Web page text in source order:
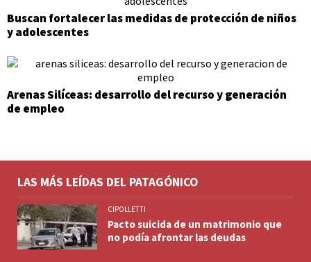
Buscan fortalecer las medidas de protección de niños
y adolescentes
Arenas Silíceas: desarrollo del recurso y generación
de empleo
LAS MÁS LEÍDAS DEL PATAGÓNICO
CIPOLLETTI
Pacto suicida de un matrimonio que
no podía afrontar las deudas